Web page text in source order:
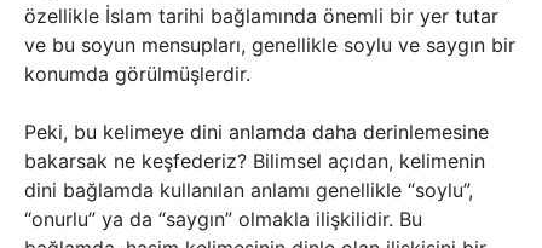
özellikle İslam tarihi bağlamında önemli bir yer tutar
ve bu soyun mensupları, genellikle soylu ve saygın bir
konumda görülmüşlerdir.
Peki, bu kelimeye dini anlamda daha derinlemesine
bakarsak ne keşfederiz? Bilimsel açıdan, kelimenin
dini bağlamda kullanılan anlamı genellikle “soylu”,
“onurlu” ya da “saygın” olmakla ilişkilidir. Bu